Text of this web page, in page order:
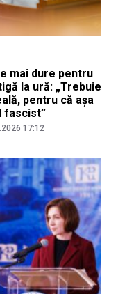
mai dure pentru
la ură: „Trebuie
pentru că așa
fascist”
17:12